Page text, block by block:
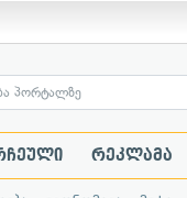
რეკლამა